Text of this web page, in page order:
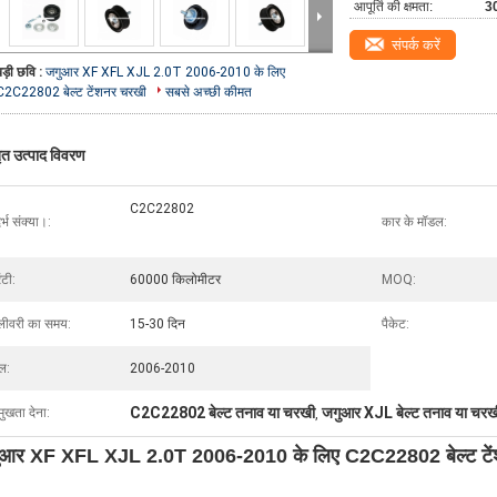
छवि : जगुआर XF XFL XJL 2.0T 2006-2010 के लिए
बेल्ट टेंशनर चरखी
सबसे अच्छी कीमत
आपूर्ति की क्षमता:
संपर्क करें
उत्पाद विवरण
संक्या।:
C2C22802
कार के मॉडल:
60000 किलोमीटर MOQ:
का समय: 15-30 दिन पैकेट:
2006-2010
देना: C2C22802 बेल्ट तनाव या चरखी,जगुआर XJL बेल्ट तनाव या
XF XFL XJL 2.0T 2006-2010 के लिए C2C22802 बेल्ट